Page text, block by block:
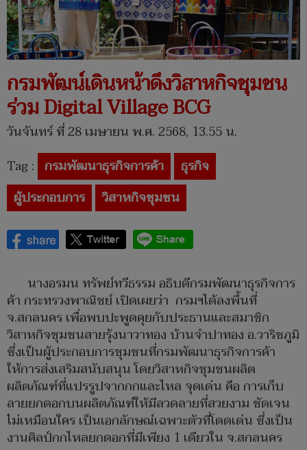
กรมพัฒน์เดินหน้าดึงวิสาหกิจชุมชน
ร่วม Digital Village BCG
วันจันทร์ ที่ 28 เมษายน พ.ศ. 2568, 13.55 น.
Tag : กรมพัฒนาธุรกิจการค้า
ธุรกิจ
ผู้ประกอบการ
วิสาหกิจชุมชน
นางอรมน ทรัพย์ทวีธรรม อธิบดีกรมพัฒนาธุรกิจการ
ค้า กระทรวงพาณิชย์ เปิดเผยว่า กรมฯได้ลงพื้นที่
จ.สกลนคร เพื่อพบปะพูดคุยกับประธานและสมาชิก
วิสาหกิจชุมชนสายรุ้งนาวาทอง บ้านจำปาทอง อ.วาริชภูมิ
ซึ่งเป็นผู้ประกอบการชุมชนที่กรมพัฒนาธุรกิจการค้า
ให้การส่งเสริมสนับสนุน โดยวิสาหกิจชุมชนผลิต
ผลิตภัณฑ์ที่แปรรูปจากกกและไหล จุดเด่น คือ การเก็บ
ลายยกดอกบนผลิตภัณฑ์ให้มีลวดลายที่สวยงาม ชัดเจน
ไม่เหมือนใคร เป็นเอกลักษณ์เฉพาะตัวที่โดดเด่น ซึ่งเป็น
งานศิลป์กกไหลยกดอกที่มีเพียง 1 เดียวใน จ.สกลนคร